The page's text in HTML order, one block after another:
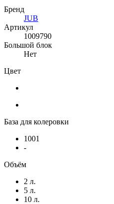
Бренд
JUB
Артикул
1009790
Большой блок
Нет
Цвет
База для колеровки
1001
-
Объём
2 л.
5 л.
10 л.